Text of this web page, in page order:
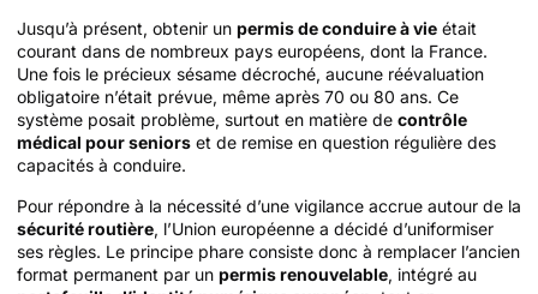
Jusqu’à présent, obtenir un permis de conduire à vie était
courant dans de nombreux pays européens, dont la France.
Une fois le précieux sésame décroché, aucune réévaluation
obligatoire n’était prévue, même après 70 ou 80 ans. Ce
système posait problème, surtout en matière de contrôle
médical pour seniors et de remise en question régulière des
capacités à conduire.
Pour répondre à la nécessité d’une vigilance accrue autour de la
sécurité routière, l’Union européenne a décidé d’uniformiser
ses règles. Le principe phare consiste donc à remplacer l’ancien
format permanent par un permis renouvelable, intégré au